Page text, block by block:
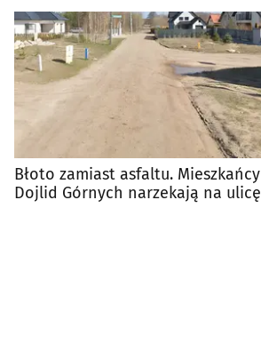
Błoto zamiast asfaltu. Mieszkańcy
Dojlid Górnych narzekają na ulicę